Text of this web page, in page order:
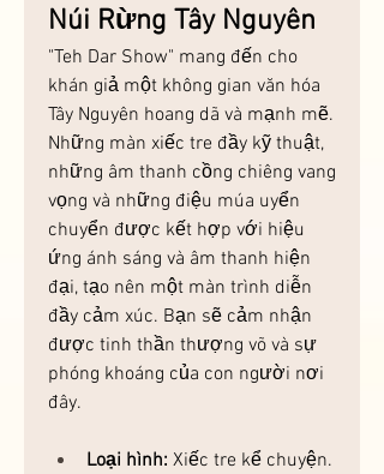
Núi Rừng Tây Nguyên
"Teh Dar Show" mang đến cho
khán giả một không gian văn hóa
Tây Nguyên hoang dã và mạnh mẽ.
Những màn xiếc tre đầy kỹ thuật,
những âm thanh cồng chiêng vang
vọng và những điệu múa uyển
chuyển được kết hợp với hiệu
ứng ánh sáng và âm thanh hiện
đại, tạo nên một màn trình diễn
đầy cảm xúc. Bạn sẽ cảm nhận
được tinh thần thượng võ và sự
phóng khoáng của con người nơi
đây.
Loại hình: Xiếc tre kể chuyện.